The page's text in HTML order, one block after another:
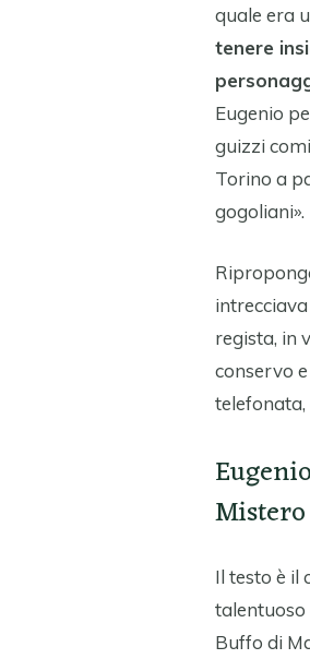
quale era
tenere
Eugenio
guizzi
Torino a
gogoliani».
regista, in
conservo
telefonata,
Il testo è il
Buffo di